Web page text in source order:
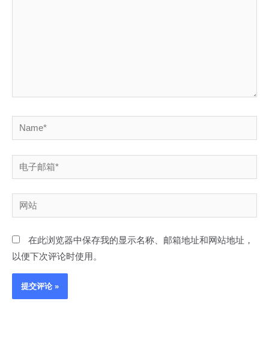
Name*
电
子
邮
箱
网
站
在此浏览器中保存我的显示名称、邮箱地址和网站地址，
以便下次评论时使用。